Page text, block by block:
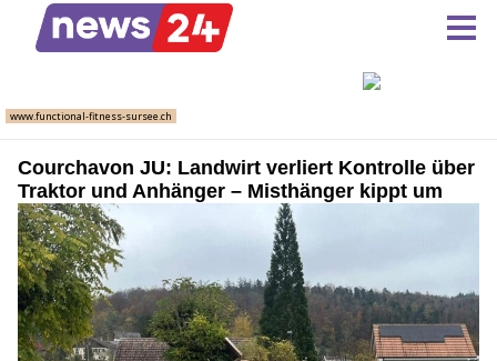
Courchavon JU: Landwirt verliert Kontrolle über
Traktor und Anhänger – Misthänger kippt um